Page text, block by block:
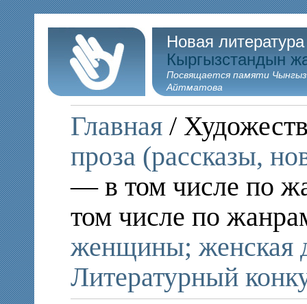
Новая
Кыргызстандын
Посвящается памяти
Айтматова
Главная /
проза (рассказы,
— в том числе по
том числе по
женщины; женская
Литературный